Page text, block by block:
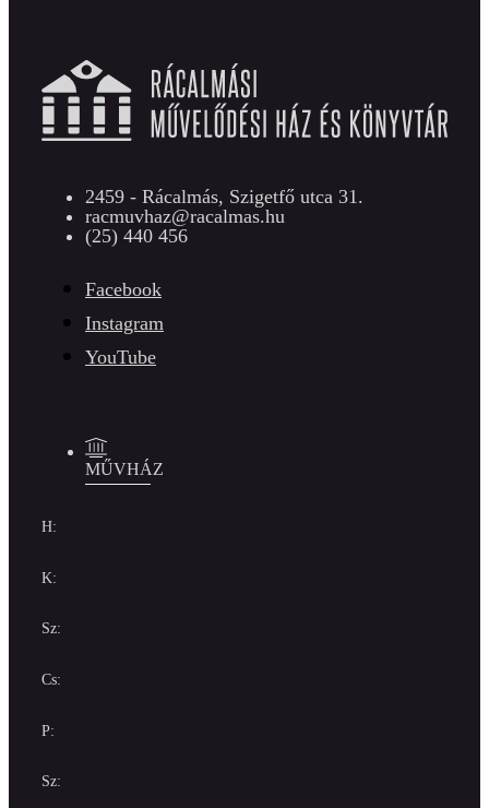
2459 - Rácalmás, Szigetfő utca 31.
racmuvhaz@racalmas.hu
(25) 440 456
Facebook
Instagram
YouTube
MŰVHÁZ
H:
K:
Sz:
Cs:
P:
Sz: